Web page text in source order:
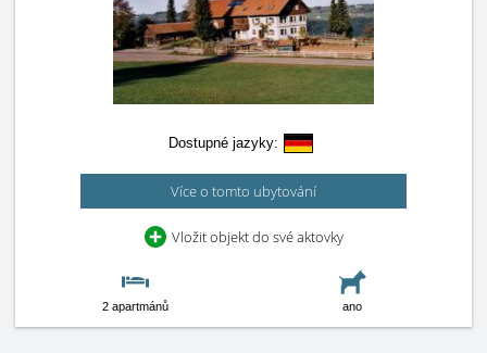
Dostupné jazyky:
Více o tomto ubytování
Vložit objekt do své aktovky
2 apartmánů ano